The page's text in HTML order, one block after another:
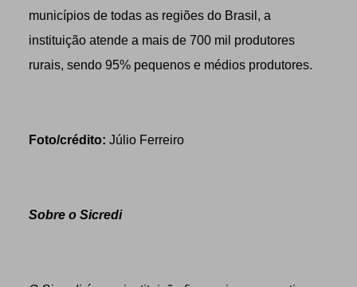
municípios de todas as regiões do Brasil, a
instituição atende a mais de 700 mil produtores
rurais, sendo 95% pequenos e médios produtores.
Foto/crédito: Júlio Ferreiro
Sobre o Sicredi